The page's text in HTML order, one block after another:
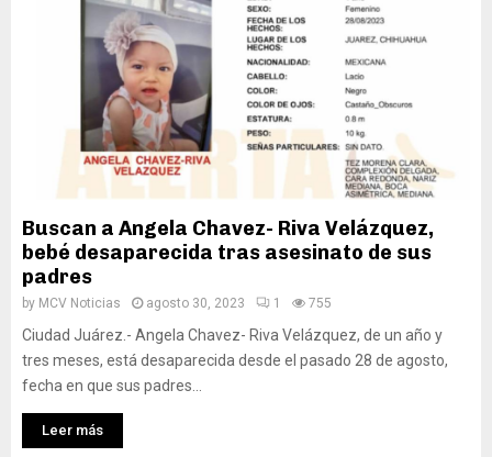
Buscan a Angela Chavez- Riva Velázquez,
bebé desaparecida tras asesinato de sus
padres
by MCV Noticias agosto 30, 2023 1 755
Ciudad Juárez.- Angela Chavez- Riva Velázquez, de un año y
tres meses, está desaparecida desde el pasado 28 de agosto,
fecha en que sus padres...
Leer más